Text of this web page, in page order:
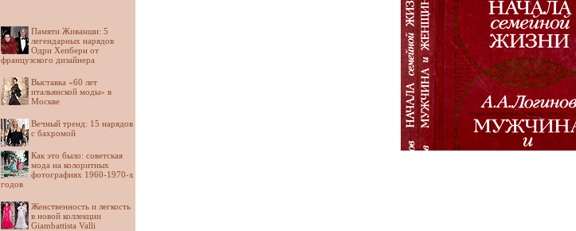
Памяти Живанши: 5
легендарных нарядов
Одри Хепберн от
французского дизайнера
Выставка «60 лет
итальянской моды» в
Москве
Вечный тренд: 15 нарядов
с бахромой
Как это было: советская
мода на колоритных
фотографиях 1960-1970-х
годов
Женственность и легкость
в новой коллекции
Giambattista Valli